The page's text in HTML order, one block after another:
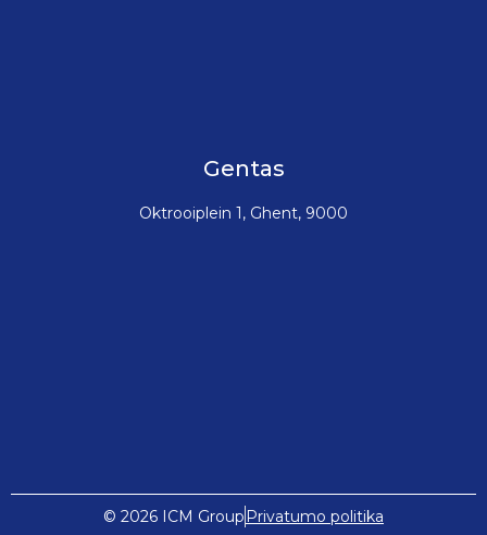
Gentas
Oktrooiplein 1, Ghent, 9000
© 2026 ICM Group Privatumo politika